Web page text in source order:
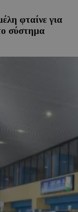
φταίνε για
σύστημα